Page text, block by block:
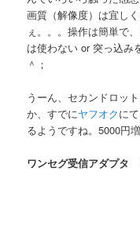
画質（解像度）は宜し
ぇ。。。操作は簡単で
は使わない or 突っ込み
＾；
うーん、セカンドロッ
か、すでにヤフオクに
るようですね。5000円
ワンセグ受信アダプ